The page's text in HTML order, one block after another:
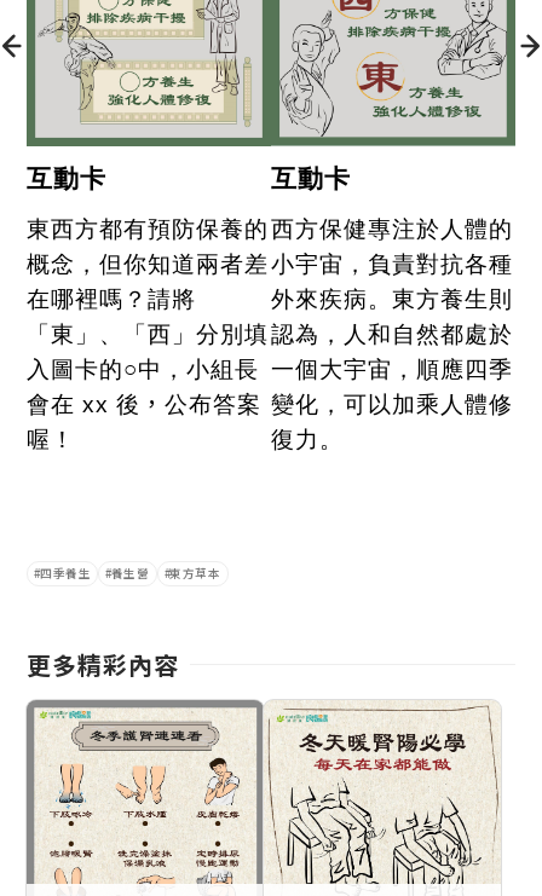
互動卡
東西方都有預防保養的
概念，但你知道兩者差
在哪裡嗎？請將
「東」、「西」分別填
入圖卡的○中，小組長
會在 xx後 ，公布答案
喔！
互動卡
西方保健專注於人體的
小宇宙，負責對抗各種
外來疾病。東方養生則
認為，人和自然都處於
一個大宇宙，順應四季
變化，可以加乘人體修
復力。
四季養生 養生營 東方草本
更多精彩內容